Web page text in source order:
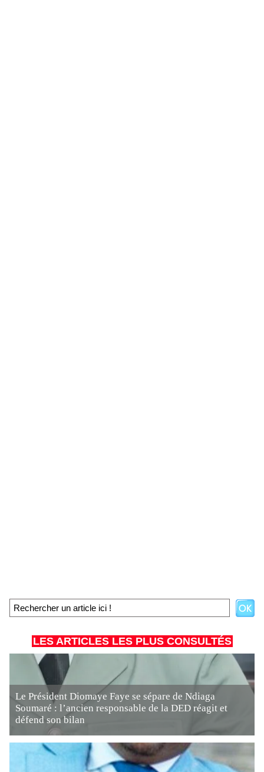
LES ARTICLES LES PLUS CONSULTÉS
Le Président Diomaye Faye se sépare de Ndiaga
Soumaré : l’ancien responsable de la DED réagit et
défend son bilan